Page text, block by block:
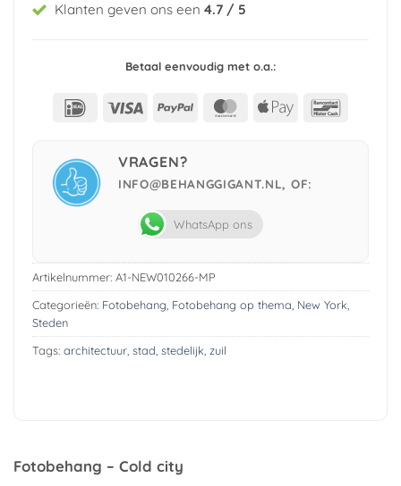
Klanten geven ons een 4.7 / 5
Betaal eenvoudig met o.a.:
IDeal Visa PayPal MasterCard
Apple
VRAGEN?
INFO@BEHANGGIGANT.NL, OF:
WhatsApp ons
Artikelnummer: A1-NEW010266-MP
Categorieën: Fotobehang Fotobehang op thema New York
Steden
Tags: architectuur, stad stedelijk zuil
Fotobehang – Cold city